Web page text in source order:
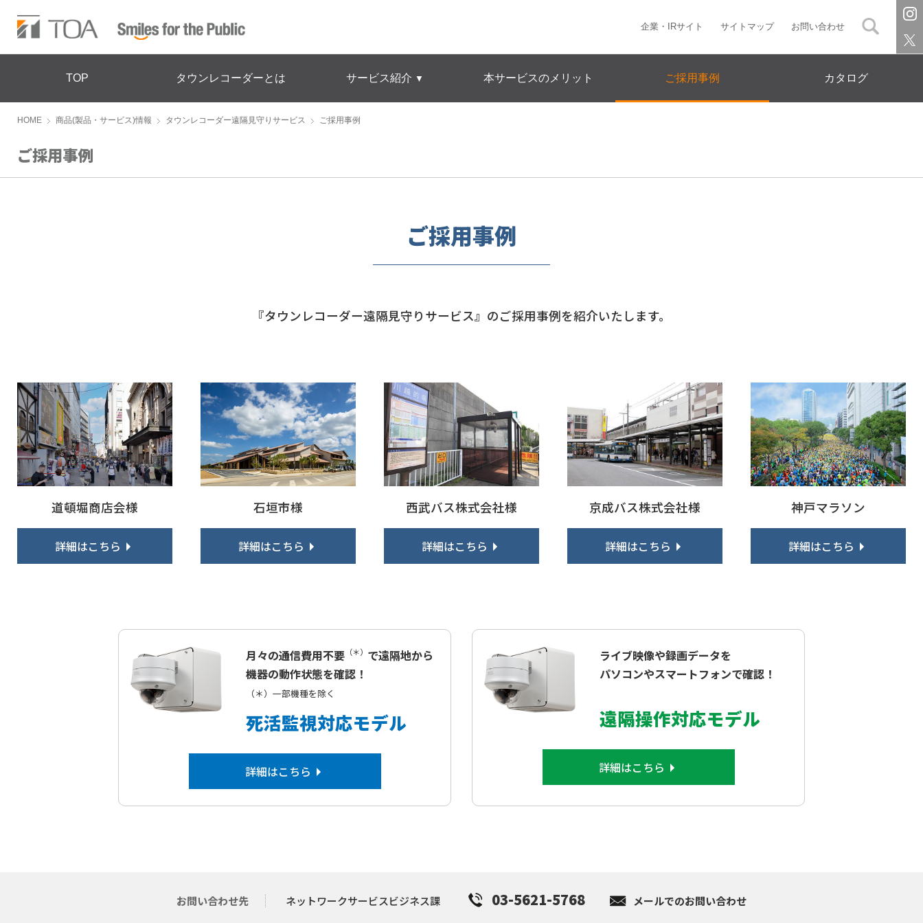
企業・IRサイト サイトマップ お問い合わせ
TOP タウンレコーダーとは サービス紹介 ▼ 本サービスのメリット ご採用事例 カタログ
HOME 商品(製品・サービス)情報 タウンレコーダー遠隔見守りサービス ご採用事例
ご採用事例
ご採用事例
『タウンレコーダー遠隔見守りサービス』のご採用事例を紹介いたします。
道頓堀商店会様
詳細はこちら
石垣市様
詳細はこちら
西武バス株式会社様
詳細はこちら
京成バス株式会社様
詳細はこちら
神戸マラソン
詳細はこちら
月々の通信費用不要 （＊） で遠隔地から
機器の動作状態を確認！
（＊）一部機種を除く
死活監視対応モデル
詳細はこちら
ライブ映像や録画データを
パソコンやスマートフォンで確認！
遠隔操作対応モデル
詳細はこちら
お問い合わせ先 ネットワークサービスビジネス課 03-5621-5768 メールでのお問い合わせ